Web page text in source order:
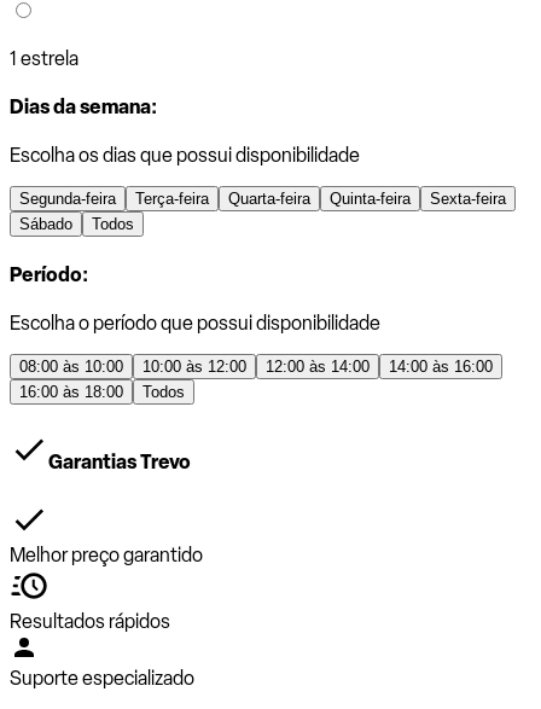
1 estrela
Dias da semana:
Escolha os dias que possui disponibilidade
Segunda-feira Terça-feira Quarta-feira Quinta-feira
Sexta-feira
Sábado
Todos
Período:
Escolha o período que possui disponibilidade
08:00 às 10:00 10:00 às 12:00 12:00 às 14:00
14:00 às 16:00
16:00 às 18:00
Todos
Garantias Trevo
Melhor preço garantido
Resultados rápidos
Suporte especializado